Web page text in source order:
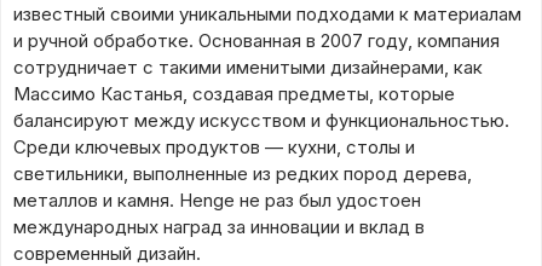
известный своими уникальными подходами к материалам
и ручной обработке. Основанная в 2007 году, компания
сотрудничает с такими именитыми дизайнерами, как
Массимо Кастанья, создавая предметы, которые
балансируют между искусством и функциональностью.
Среди ключевых продуктов — кухни, столы и
светильники, выполненные из редких пород дерева,
металлов и камня. Henge не раз был удостоен
международных наград за инновации и вклад в
современный дизайн.